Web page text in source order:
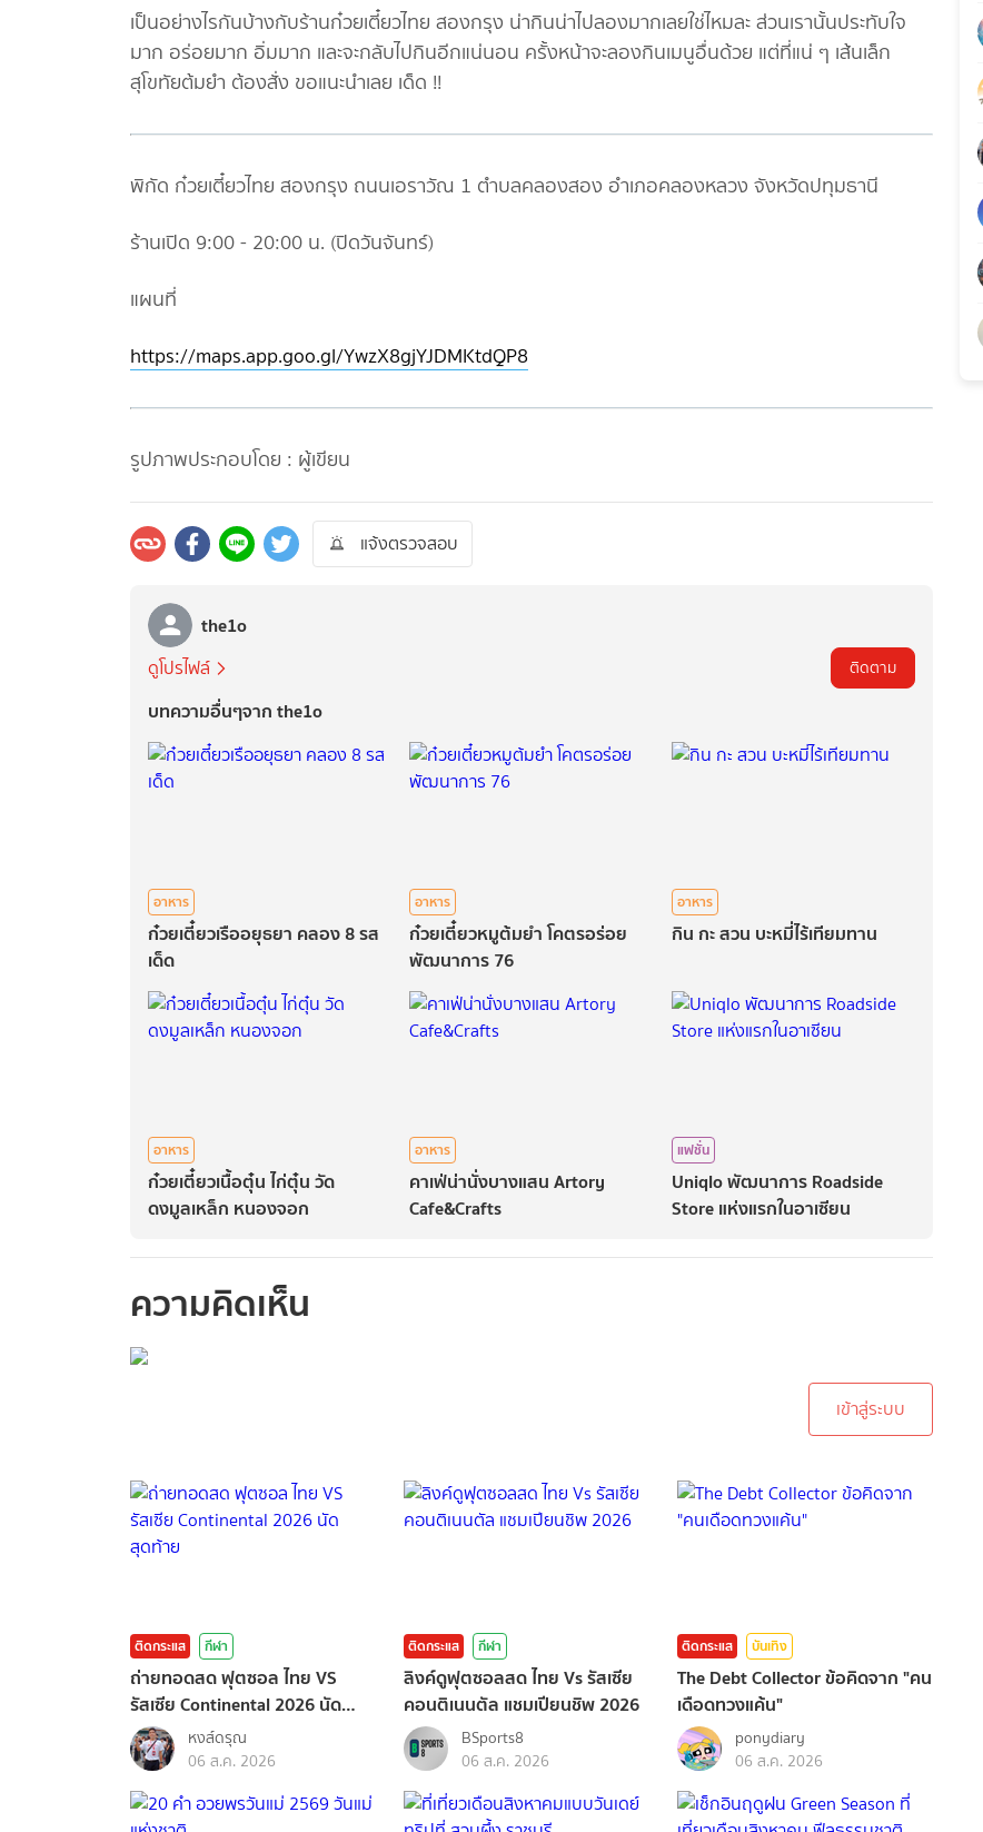
เป็นอย่างไรกันบ้างกับร้านก๋วยเตี๋ยวไทย สองกรุง น่ากินน่าไปลองมากเลยใช่ไหมละ ส่วนเรานั้นประทับใจ
มาก อร่อยมาก อิ่มมาก และจะกลับไปกินอีกแน่นอน ครั้งหน้าจะลองกินเมนูอื่นด้วย แต่ที่แน่ ๆ เส้นเล็ก
สุโขทัยต้มยำ ต้องสั่ง ขอแนะนำเลย เด็ด !!
พิกัด ก๋วยเตี๋ยวไทย สองกรุง ถนนเอราวัณ 1 ตำบลคลองสอง อำเภอคลองหลวง จังหวัดปทุมธานี
ร้านเปิด 9:00 - 20:00 น. (ปิดวันจันทร์)
แผนที่
https://maps.app.goo.gl/YwzX8gjYJDMKtdQP8
รูปภาพประกอบโดย : ผู้เขียน
แจ้งตรวจสอบ
the1o
ดูโปรไฟล์ ติดตาม
บทความอื่นๆจาก the1o
อาหาร
ก๋วยเตี๋ยวเรืออยุธยา คลอง 8 รส
เด็ด
อาหาร
ก๋วยเตี๋ยวหมูต้มยำ โคตรอร่อย
พัฒนาการ 76
อาหาร
กิน กะ สวน บะหมี่ไร้เทียมทาน
อาหาร
ก๋วยเตี๋ยวเนื้อตุ๋น ไก่ตุ๋น วัด
ดงมูลเหล็ก หนองจอก
อาหาร
คาเฟ่น่านั่งบางแสน Artory
Cafe&Crafts
แฟชั่น
Uniqlo พัฒนาการ Roadside
Store แห่งแรกในอาเซียน
ความคิดเห็น
เข้าสู่ระบบ
ติดกระแส กีฬา
ถ่ายทอดสด ฟุตซอล ไทย VS
รัสเซีย Continental 2026 นัด
สุดท้าย
หงส์ดรุณ
06 ส.ค. 2026
ติดกระแส กีฬา
ลิงค์ดูฟุตซอลสด ไทย Vs รัสเซีย
คอนติเนนตัล แชมเปียนชิพ 2026
BSports8
06 ส.ค. 2026
ติดกระแส บันเทิง
The Debt Collector ข้อคิดจาก "คน
เดือดทวงแค้น"
ponydiary
06 ส.ค. 2026